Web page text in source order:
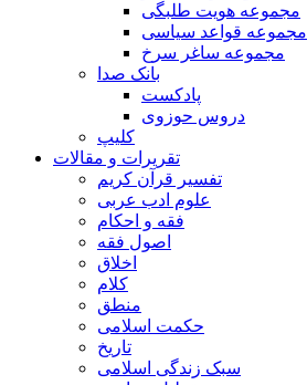
مجموعه هویت طلبگی
مجموعه قواعد سیاسی
مجموعه ساغر سرخ
بانک صدا
پادکست
دروس حوزوی
کلیپ
تقریرات و مقالات
تفسیر قرآن کریم
علوم ادب عربی
فقه و احکام
اصول فقه
اخلاق
کلام
منطق
حکمت اسلامی
تاریخ
سبک زندگی اسلامی